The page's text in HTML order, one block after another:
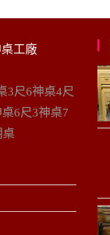
工廠
3尺6神桌4尺
6尺3神桌7
桌